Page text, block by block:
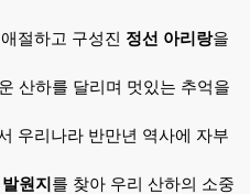
절하고 구성진 정선 아리랑을
산하를 달리며 멋있는 추억을
우리나라 반만년 역사에 자부
원지 를 찾아 우리 산하의 소중